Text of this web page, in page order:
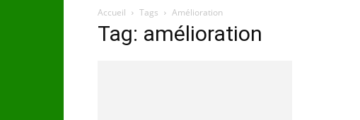
Accueil Tags Amélioration
Tag: amélioration